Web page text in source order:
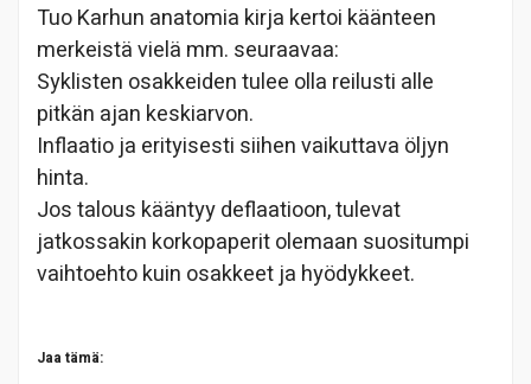
Tuo Karhun anatomia kirja kertoi käänteen
merkeistä vielä mm. seuraavaa:
Syklisten osakkeiden tulee olla reilusti alle
pitkän ajan keskiarvon.
Inflaatio ja erityisesti siihen vaikuttava öljyn
hinta.
Jos talous kääntyy deflaatioon, tulevat
jatkossakin korkopaperit olemaan suositumpi
vaihtoehto kuin osakkeet ja hyödykkeet.
Jaa tämä: